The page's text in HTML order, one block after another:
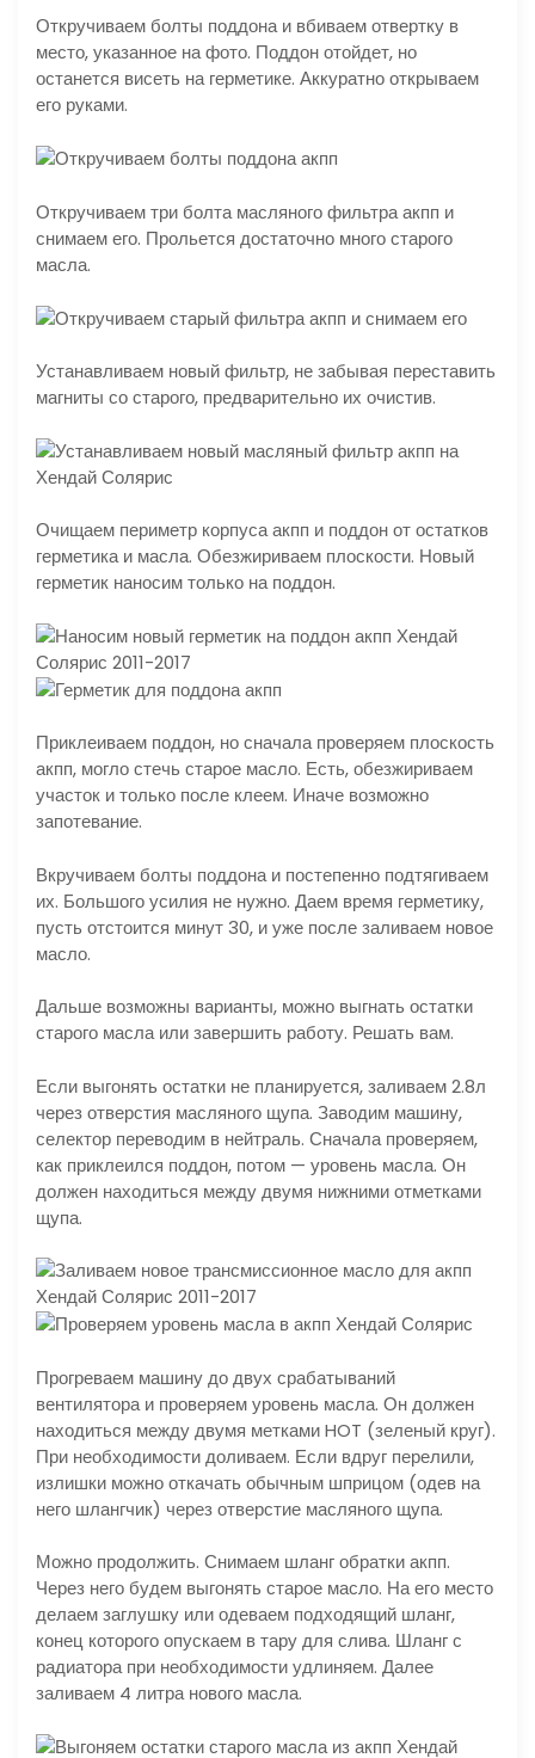
Откручиваем болты поддона и вбиваем отвертку в
место, указанное на фото. Поддон отойдет, но
останется висеть на герметике. Аккуратно открываем
его руками.
Откручиваем три болта масляного фильтра акпп и
снимаем его. Прольется достаточно много старого
масла.
Устанавливаем новый фильтр, не забывая переставить
магниты со старого, предварительно их очистив.
Очищаем периметр корпуса акпп и поддон от остатков
герметика и масла. Обезжириваем плоскости. Новый
герметик наносим только на поддон.
Приклеиваем поддон, но сначала проверяем плоскость
акпп, могло стечь старое масло. Есть, обезжириваем
участок и только после клеем. Иначе возможно
запотевание.
Вкручиваем болты поддона и постепенно подтягиваем
их. Большого усилия не нужно. Даем время герметику,
пусть отстоится минут 30, и уже после заливаем новое
масло.
Дальше возможны варианты, можно выгнать остатки
старого масла или завершить работу. Решать вам.
Если выгонять остатки не планируется, заливаем 2.8л
через отверстия масляного щупа. Заводим машину,
селектор переводим в нейтраль. Сначала проверяем,
как приклеился поддон, потом — уровень масла. Он
должен находиться между двумя нижними отметками
щупа.
Прогреваем машину до двух срабатываний
вентилятора и проверяем уровень масла. Он должен
находиться между двумя метками HOT (зеленый круг).
При необходимости доливаем. Если вдруг перелили,
излишки можно откачать обычным шприцом (одев на
него шлангчик) через отверстие масляного щупа.
Можно продолжить. Снимаем шланг обратки акпп.
Через него будем выгонять старое масло. На его место
делаем заглушку или одеваем подходящий шланг,
конец которого опускаем в тару для слива. Шланг с
радиатора при необходимости удлиняем. Далее
заливаем 4 литра нового масла.